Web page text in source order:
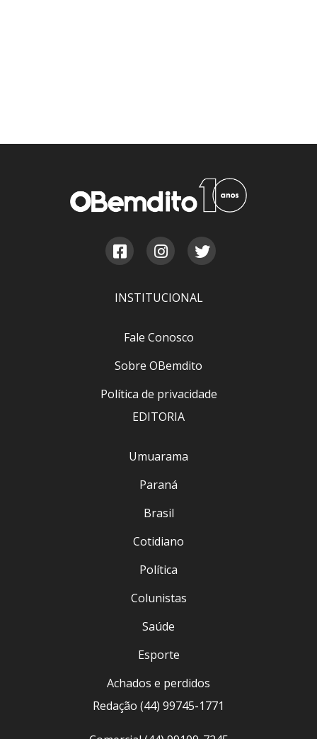
INSTITUCIONAL
Fale Conosco
Sobre OBemdito
Política de privacidade
EDITORIA
Umuarama
Paraná
Brasil
Cotidiano
Política
Colunistas
Saúde
Esporte
Achados e perdidos
Redação (44) 99745-1771